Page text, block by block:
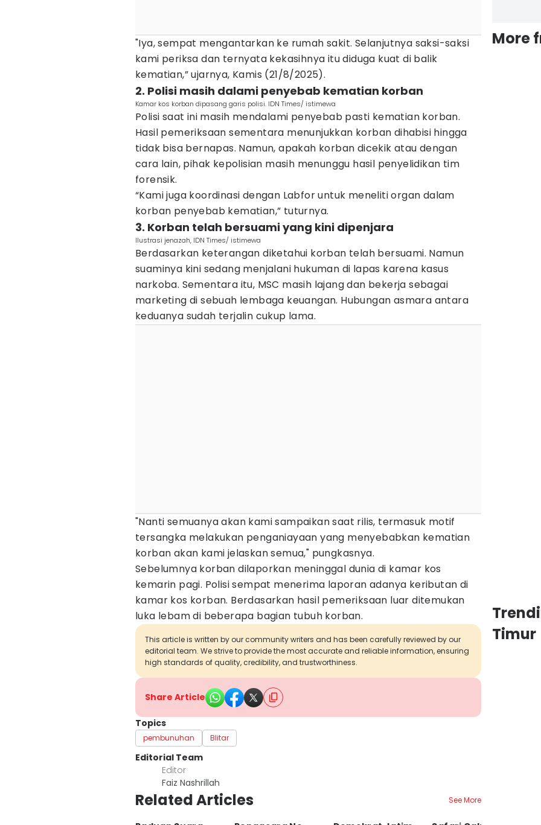
"Iya, sempat mengantarkan ke rumah sakit. Selanjutnya saksi-saksi
kami periksa dan ternyata kekasihnya itu diduga kuat di balik
kematian,” ujarnya, Kamis (21/8/2025).
2. Polisi masih dalami penyebab kematian korban
Kamar kos korban dipasang garis polisi. IDN Times/ istimewa
Polisi saat ini masih mendalami penyebab pasti kematian korban.
Hasil pemeriksaan sementara menunjukkan korban dihabisi hingga
tidak bisa bernapas. Namun, apakah korban dicekik atau dengan
cara lain, pihak kepolisian masih menunggu hasil penyelidikan tim
forensik.
“Kami juga koordinasi dengan Labfor untuk meneliti organ dalam
korban penyebab kematian,” tuturnya.
3. Korban telah bersuami yang kini dipenjara
Ilustrasi jenazah, IDN Times/ istimewa
Berdasarkan keterangan diketahui korban telah bersuami. Namun
suaminya kini sedang menjalani hukuman di lapas karena kasus
narkoba. Sementara itu, MSC masih lajang dan bekerja sebagai
marketing di sebuah lembaga keuangan. Hubungan asmara antara
keduanya sudah terjalin cukup lama.
"Nanti semuanya akan kami sampaikan saat rilis, termasuk motif
tersangka melakukan penganiayaan yang menyebabkan kematian
korban akan kami jelaskan semua," pungkasnya.
Sebelumnya korban dilaporkan meninggal dunia di kamar kos
kemarin pagi. Polisi sempat menerima laporan adanya keributan di
kamar kos korban. Berdasarkan hasil pemeriksaan luar ditemukan
luka lebam di beberapa bagian tubuh korban.
This article is written by our community writers and has been carefully reviewed by our
editorial team. We strive to provide the most accurate and reliable information, ensuring
high standards of quality, credibility, and trustworthiness.
Share Article
Topics
pembunuhan Blitar
Editorial Team
Editor
Faiz Nashrillah
Related Articles See More
More
Timur